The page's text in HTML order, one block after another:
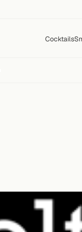
Cocktails